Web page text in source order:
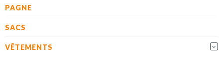
PAGNE
SACS
VÊTEMENTS